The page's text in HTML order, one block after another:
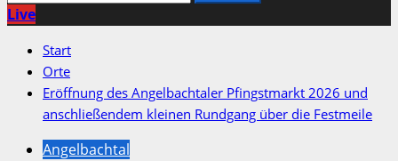
nach:
Live
Start
Orte
Eröffnung des Angelbachtaler Pfingstmarkt 2026 und
anschließendem kleinen Rundgang über die Festmeile
Angelbachtal